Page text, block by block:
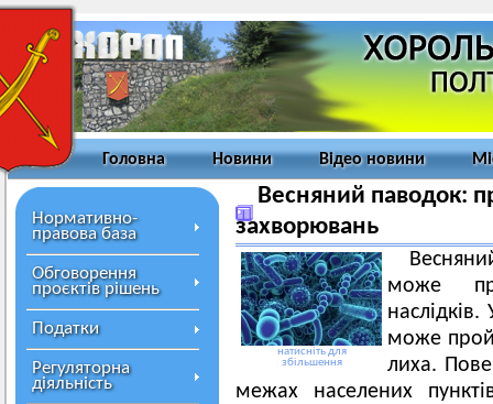
Головна Новини Відео новини
Нормативно-
правова база
Обговорення
проєктів рішень
Податки
Регуляторна
діяльність
Весняний паводок:
захворювань
натисніть для
збільшення
може
може
лиха.
межах населених